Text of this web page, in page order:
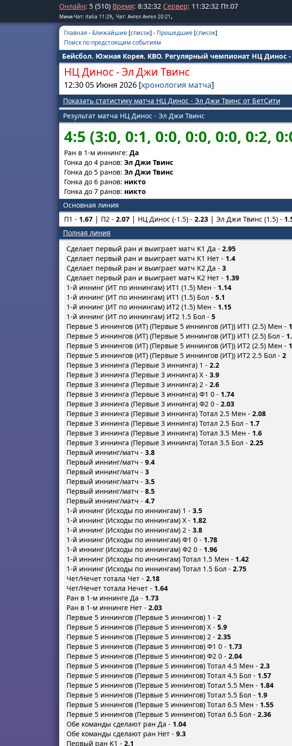
Онлайн: 5 (510) Время: 8:32:32 Сервер: 11 :32:32 Пт.07
Мини-Чат: italia 11:29, Чат: Ангел Ангел 20:21 ,
Главная - Ближайшие [список] - Прошедшие [список]
Поиск по предстоящим событиям
Бейсбол. Южная Корея. KBO. Регулярный чемпионат НЦ Динос
НЦ Динос- Эл Джи Твинс
12:30 05 Июня 2026 [хронология матча]
Показать статистику матча НЦ Динос - Эл Джи Твинс от БетСити
Результат матча НЦ Динос - Эл Джи Твинс
4:5 (3:0, 0:1, 0:0, 0:0, 0:0, 0:2,
Ран в 1-м иннинге: Да
Гонка до 4 ранов: Эл Джи Твинс
Гонка до 5 ранов: Эл Джи Твинс
Гонка до 6 ранов: никто
Гонка до 7 ранов: никто
Основная линия
П1 - 1.67 П2 - 2.07 НЦ Динос (-1.5) - 2.23 Эл Джи Твинс (1.5) -
Полная линия
Cделает первый ран и выиграет матч K1 Да - 2.95
Cделает первый ран и выиграет матч K1 Нет - 1.4
Cделает первый ран и выиграет матч K2 Да - 3
Cделает первый ран и выиграет матч K2 Нет - 1.39
1-й иннинг (ИТ по иннингам) ИТ1 (1.5) Мен - 1.14
1-й иннинг (ИТ по иннингам) ИТ1 (1.5) Бол - 5.1
1-й иннинг (ИТ по иннингам) ИТ2 (1.5) Мен - 1.15
1-й иннинг (ИТ по иннингам) ИТ2 1.5 Бол - 5
Первые 5 иннингов (ИТ) (Первые 5 иннингов (ИТ)) ИТ1 (2.5) Мен -
Первые 5 иннингов (ИТ) (Первые 5 иннингов (ИТ)) ИТ1 (2.5) Бол -
Первые 5 иннингов (ИТ) (Первые 5 иннингов (ИТ)) ИТ2 (2.5) Мен -
Первые 5 иннингов (ИТ) (Первые 5 иннингов (ИТ)) ИТ2 2.5 Бол - 2
Первые 3 иннинга (Первые 3 иннинга) 1 - 2.2
Первые 3 иннинга (Первые 3 иннинга) X - 3.9
Первые 3 иннинга (Первые 3 иннинга) 2 - 2.6
Первые 3 иннинга (Первые 3 иннинга) Ф1 0 - 1.74
Первые 3 иннинга (Первые 3 иннинга) Ф2 0 - 2.03
Первые 3 иннинга (Первые 3 иннинга) Тотал 2.5 Мен - 2.08
Первые 3 иннинга (Первые 3 иннинга) Тотал 2.5 Бол - 1.7
Первые 3 иннинга (Первые 3 иннинга) Тотал 3.5 Мен - 1.6
Первые 3 иннинга (Первые 3 иннинга) Тотал 3.5 Бол - 2.25
Первый иннинг/матч - 3.8
Первый иннинг/матч - 9.4
Первый иннинг/матч - 3
Первый иннинг/матч - 3.5
Первый иннинг/матч - 8.5
Первый иннинг/матч - 4.7
1-й иннинг (Исходы по иннингам) 1 - 3.5
1-й иннинг (Исходы по иннингам) X - 1.82
1-й иннинг (Исходы по иннингам) 2 - 3.8
1-й иннинг (Исходы по иннингам) Ф1 0 - 1.78
1-й иннинг (Исходы по иннингам) Ф2 0 - 1.96
1-й иннинг (Исходы по иннингам) Тотал 1.5 Мен - 1.42
1-й иннинг (Исходы по иннингам) Тотал 1.5 Бол - 2.75
Чет/Нечет тотала Чет - 2.18
Чет/Нечет тотала Нечет - 1.64
Ран в 1-м иннинге Да - 1.73
Ран в 1-м иннинге Нет - 2.03
Первые 5 иннингов (Первые 5 иннингов) 1 - 2
Первые 5 иннингов (Первые 5 иннингов) X - 5.9
Первые 5 иннингов (Первые 5 иннингов) 2 - 2.35
Первые 5 иннингов (Первые 5 иннингов) Ф1 0 - 1.73
Первые 5 иннингов (Первые 5 иннингов) Ф2 0 - 2.04
Первые 5 иннингов (Первые 5 иннингов) Тотал 4.5 Мен - 2.3
Первые 5 иннингов (Первые 5 иннингов) Тотал 4.5 Бол - 1.57
Первые 5 иннингов (Первые 5 иннингов) Тотал 5.5 Мен - 1.84
Первые 5 иннингов (Первые 5 иннингов) Тотал 5.5 Бол - 1.9
Первые 5 иннингов (Первые 5 иннингов) Тотал 6.5 Мен - 1.55
Первые 5 иннингов (Первые 5 иннингов) Тотал 6.5 Бол - 2.36
Обе команды сделают ран Да - 1.04
Обе команды сделают ран Нет - 9.3
Первый ран K1 - 2.1